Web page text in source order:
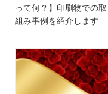
って何？】印刷物での取
組み事例を紹介します